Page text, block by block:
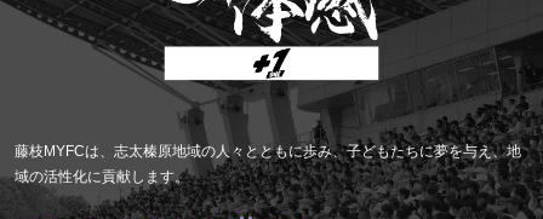
藤枝MYFCは、志太榛原地域の人々とともに歩み、子どもたちに夢を与え、地
域の活性化に貢献します。